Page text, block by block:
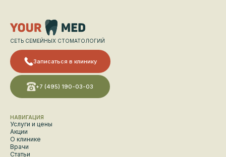
СЕТЬ СЕМЕЙНЫХ СТОМАТОЛОГИЙ
НАВИГАЦИЯ
Услуги и цены
Акции
О клинике
Врачи
Статьи
+7 (495) 190-03-03
Записаться в клинику